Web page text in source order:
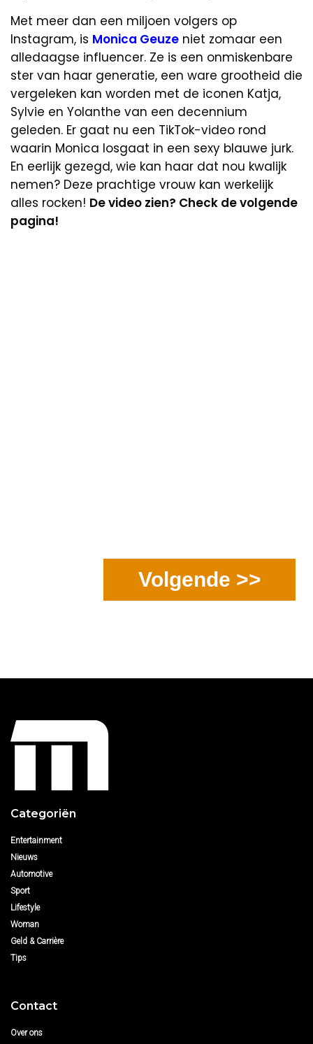
Met meer dan een miljoen volgers op
Instagram, is Monica Geuze niet zomaar een
alledaagse influencer. Ze is een onmiskenbare
ster van haar generatie, een ware grootheid die
vergeleken kan worden met de iconen Katja,
Sylvie en Yolanthe van een decennium
geleden. Er gaat nu een TikTok-video rond
waarin Monica losgaat in een sexy blauwe jurk.
En eerlijk gezegd, wie kan haar dat nou kwalijk
nemen? Deze prachtige vrouw kan werkelijk
alles rocken! De video zien? Check de volgende
pagina!
Volgende >>
Categoriën
Entertainment
Nieuws
Automotive
Sport
Lifestyle
Woman
Geld & Carrière
Tips
Contact
Over ons